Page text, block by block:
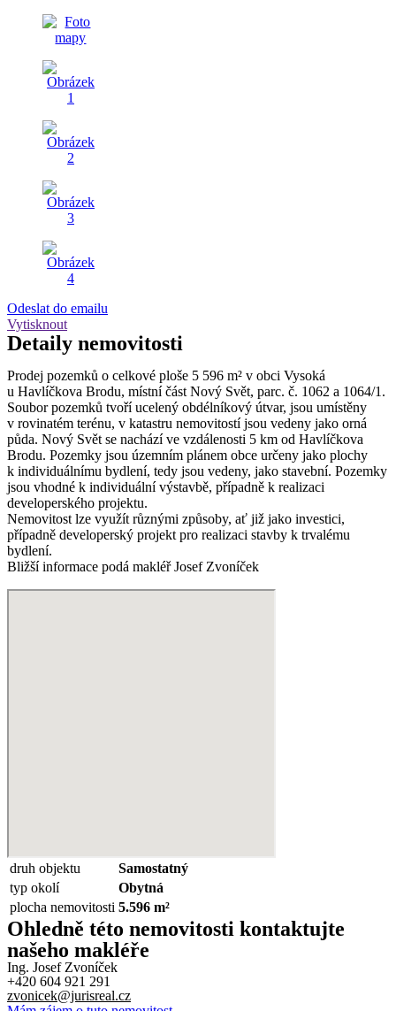
Odeslat do emailu
Vytisknout
Detaily nemovitosti
Prodej pozemků o celkové ploše 5 596 m² v obci Vysoká
u Havlíčkova Brodu, místní část Nový Svět, parc. č. 1062 a 1064/1.
Soubor pozemků tvoří ucelený obdélníkový útvar, jsou umístěny
v rovinatém terénu, v katastru nemovitostí jsou vedeny jako orná
půda. Nový Svět se nachází ve vzdálenosti 5 km od Havlíčkova
Brodu. Pozemky jsou územním plánem obce určeny jako plochy
k individuálnímu bydlení, tedy jsou vedeny, jako stavební. Pozemky
jsou vhodné k individuální výstavbě, případně k realizaci
developerského projektu.
Nemovitost lze využít různými způsoby, ať již jako investici,
případně developerský projekt pro realizaci stavby k trvalému
bydlení.
Bližší informace podá makléř Josef Zvoníček
druh objektu
Samostatný
typ okolí
Obytná
plocha nemovitosti 5.596 m²
Ohledně této nemovitosti kontaktujte
našeho makléře
Ing. Josef Zvoníček
+420 604 921 291
zvonicek@jurisreal.cz